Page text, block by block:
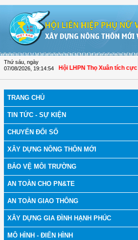
Thứ sáu, ngày
07/08/2026 19:14:54
| Thanh Hóa: Hội LHPN Thọ Xuân tích cực
TRANG CHỦ
TIN TỨC - SỰ KIỆN
CHUYỂN ĐỔI SỐ
XÂY DỰNG NÔNG THÔN MỚI
BẢO VỆ MÔI TRƯỜNG
AN TOÀN CHO PN&TE
AN TOÀN GIAO THÔNG
XÂY DỰNG GIA ĐÌNH HẠNH PHÚC
MÔ HÌNH - ĐIỂN HÌNH
OK